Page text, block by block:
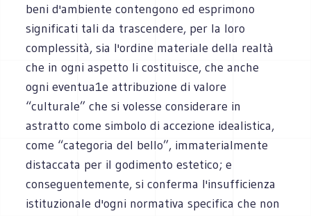
beni d'ambiente contengono ed esprimono
significati tali da trascendere, per la loro
complessità, sia l'ordine materiale della realtà
che in ogni aspetto li costituisce, che anche
ogni eventua1e attribuzione di valore
“culturale” che si volesse considerare in
astratto come simbolo di accezione idealistica,
come “categoria del bello”, immaterialmente
distaccata per il godimento estetico; e
conseguentemente, si conferma l'insufficienza
istituzionale d'ogni normativa specifica che non